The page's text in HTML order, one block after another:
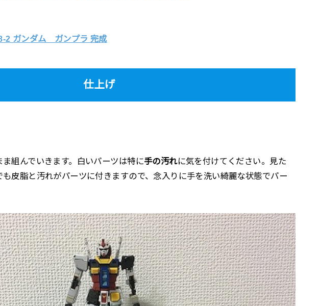
2 ガンダム ガンプラ 完成
仕上げ
組んでいきます。白いパーツは特に手の汚れに気を付けてください。見た
も皮脂と汚れがパーツに付きますので、念入りに手を洗い綺麗な状態でパー